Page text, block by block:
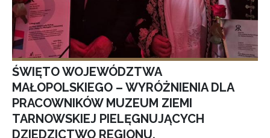
ŚWIĘTO WOJEWÓDZTWA
MAŁOPOLSKIEGO – WYRÓŻNIENIA DLA
PRACOWNIKÓW MUZEUM ZIEMI
TARNOWSKIEJ PIELĘGNUJĄCYCH
DZIEDZICTWO REGIONU.